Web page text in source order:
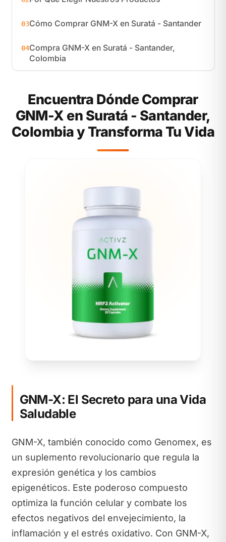
03Cómo Comprar GNM-X en Suratá - Santander
04Compra GNM-X en Suratá - Santander,
Colombia
Encuentra Dónde Comprar
GNM-X en Suratá - Santander,
Colombia y Transforma Tu Vida
GNM-X: El Secreto para una Vida
Saludable
GNM-X, también conocido como Genomex, es
un suplemento revolucionario que regula la
expresión genética y los cambios
epigenéticos. Este poderoso compuesto
optimiza la función celular y combate los
efectos negativos del envejecimiento, la
inflamación y el estrés oxidativo. Con GNM-X,